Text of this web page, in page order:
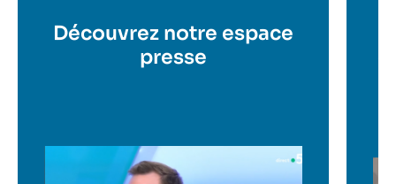
Titre
Découvrez notre espace
presse